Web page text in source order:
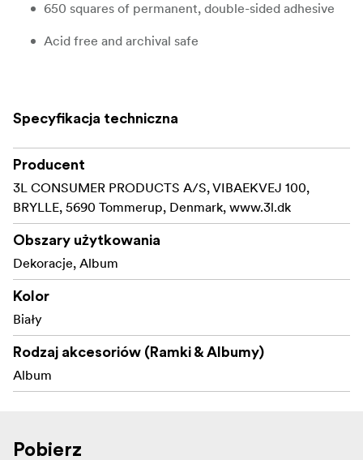
650 squares of permanent, double-sided adhesive
Acid free and archival safe
Specyfikacja techniczna
Producent
3L CONSUMER PRODUCTS A/S, VIBAEKVEJ 100,
BRYLLE, 5690 Tommerup, Denmark, www.3l.dk
Obszary użytkowania
Dekoracje, Album
Kolor
Biały
Rodzaj akcesoriów (Ramki & Albumy)
Album
Pobierz